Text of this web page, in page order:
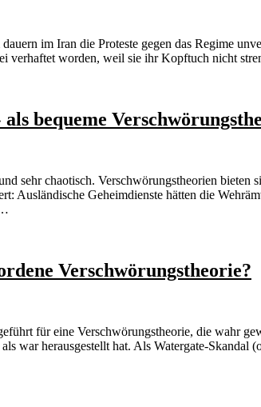
im Iran die Proteste gegen das Regime
verhaftet worden, weil sie ihr Kopftuch nicht
bequeme
sehr chaotisch. Verschwörungstheorien
Ausländische Geheimdienste hätten die
Verschwörungstheorie?
für eine Verschwörungstheorie, die wahr
war herausgestellt hat. Als Watergate-